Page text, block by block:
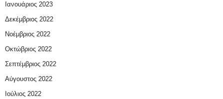
Ιανουάριος 2023
Δεκέμβριος 2022
Νοέμβριος 2022
Οκτώβριος 2022
Σεπτέμβριος 2022
Αύγουστος 2022
Ιούλιος 2022